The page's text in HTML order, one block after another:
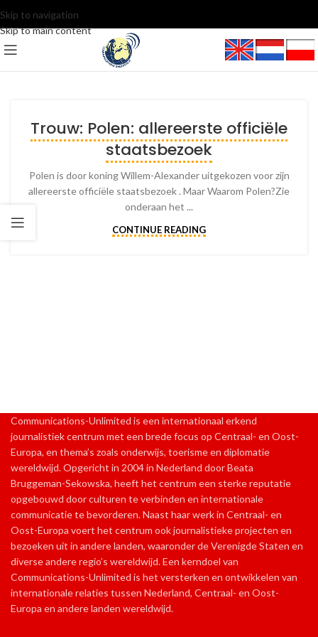
Skip to navigation
Skip to main content
Trouw: Polen: allereerste officiële
staatsbezoek
Polen is door koning Willem-Alexander uitgekozen voor zijn
allereerste officiële staatsbezoek . Maar Waarom Polen?Zie
onderaan het ...
CONTINUE READING
Communications-Unlimited is een internationaal erkend
journalistiek centrum met een brede focus op Centraal- en Oost-
Europa, en thema’s zoals onderwijs, toerisme en diplomatie
wereldwijd. Opgericht in 2004 in Nederland door Beata
Bruggeman-Sekowska, heeft het centrum een sterke reputatie
opgebouwd door culturen te verbinden en internationale
communicatie te bevorderen. Naast haar werk in Centraal- en
Oost-Europa voert het centrum ook journalistieke projecten en
bezoeken uit in andere landen, waaronder de Verenigde Staten en
diverse andere regio’s wereldwijd. Een kerndoel van
Communications-Unlimited is het versterken en ontwikkelen van
internationale relaties tussen Nederland, Centraal- en Oost-
Europa en andere landen wereldwijd.